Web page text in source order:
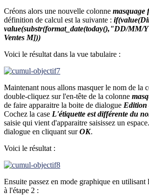
Créons alors une nouvelle colonne masquage
définition de calcul est la suivante :
value(substr(format_date(today(),"DD/MM/
Ventes M]))
Voici le résultat dans la vue tabulaire :
Maintenant nous allons masquer le nom de la
double-cliquez sur l'en-tête de la colonne
de faire apparaitre la boite de dialogue Edition
Cochez la case L'étiquette est différente du
saisie qui vient d'apparaitre saisissez un
dialogue en cliquant surOK.
Voici le résultat :
Ensuite passez en mode graphique en utilisant
à l'étape 2 :